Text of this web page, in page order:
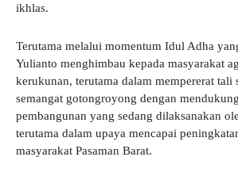
ikhlas.
Terutama melalui momentum Idul Adha
Yulianto menghimbau kepada masyarakat
kerukunan, terutama dalam mempererat tali
semangat gotongroyong dengan
pembangunan yang sedang dilaksanakan
terutama dalam upaya mencapai
masyarakat Pasaman Barat.